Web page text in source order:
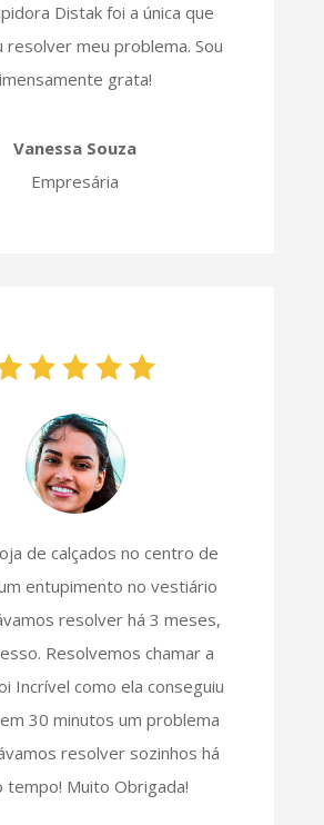
Distak foi a única que
resolver meu problema. Sou
imensamente grata!
Vanessa Souza
Empresária
de calçados no centro de
entupimento no vestiário
resolver há 3 meses,
Resolvemos chamar a
Incrível como ela conseguiu
30 minutos um problema
resolver sozinhos há
tempo! Muito Obrigada!